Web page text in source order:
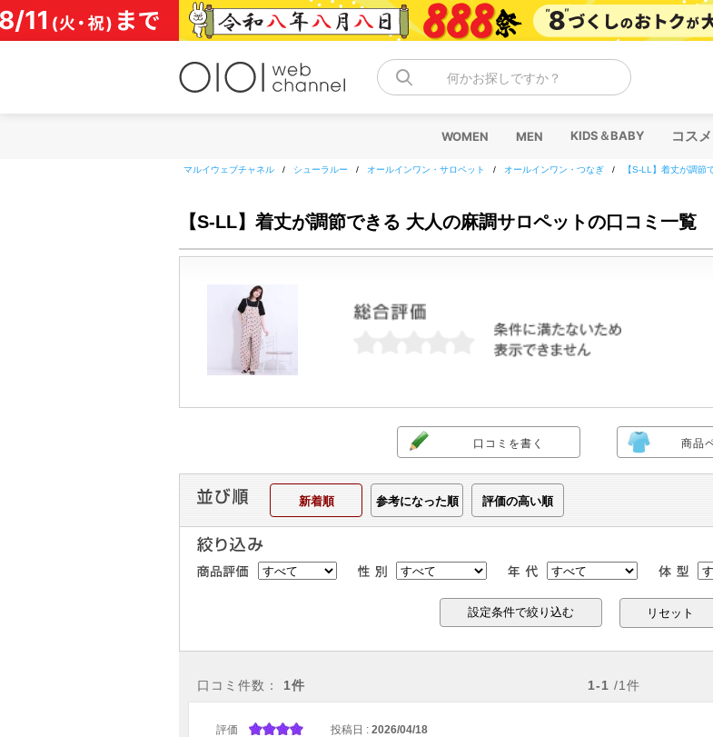
コ
ン
テ
何かお探しですか？
WOMEN MEN KIDS＆BABY コスメ
マルイウェブチャネル / シューラルー / オールインワン・サロペット / オールインワン・つなぎ / 【S-LL】着丈が調節
【S-LL】着丈が調節できる 大人の麻調サロペットの口コミ一覧
口コミを書く 商品
新着順 参考になった順 評価の高い順
リセット
口コミ件数： 1件 1-1 /1件
評価 投稿日 : 2026/04/18